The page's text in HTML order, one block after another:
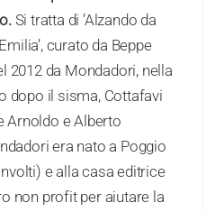
Si tratta di ’Alzando da
curato da Beppe
2012 da Mondadori, nella
dopo il sisma, Cottafavi
Arnoldo e Alberto
era nato a Poggio
e alla casa editrice
non profit per aiutare la